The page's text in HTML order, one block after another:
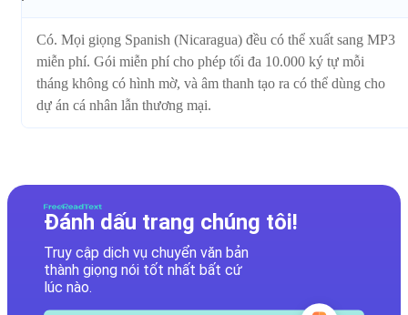
Có. Mọi giọng Spanish (Nicaragua) đều có thể xuất sang MP3
miễn phí. Gói miễn phí cho phép tối đa 10.000 ký tự mỗi
tháng không có hình mờ, và âm thanh tạo ra có thể dùng cho
dự án cá nhân lẫn thương mại.
Đánh dấu trang chúng tôi!
Truy cập dịch vụ chuyển văn bản
thành giọng nói tốt nhất bất cứ
lúc nào.